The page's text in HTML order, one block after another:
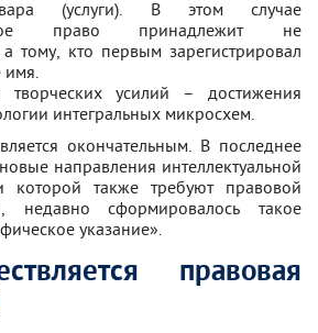
(услуги). В этом случае
право принадлежит не
а тому, кто первым зарегистрировал
творческих усилий – достижения
интегральных микросхем.
окончательным. В последнее
направления интеллектуальной
которой также требуют правовой
недавно сформировалось такое
указание».
правовая